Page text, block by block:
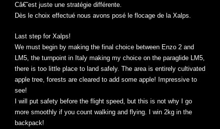
Câ€˜est juste une stratégie différente.
Dès le choix effectué nous avons posé le flocage de la Xalps.
Last step for Xalps!
We must begin by making the final choice between Enzo 2 and
LM5, the turnpoint in Italy making my choice on the paraglide LM5,
there is too little place to land safely. The area is entirely cultivated
apple tree, forests are cleared to add some apple! Impressive to
see!
I will put safety before the flight speed, but this is not why I go
more smoothly if you count walking and flying. I win 2kg in the
backpack!